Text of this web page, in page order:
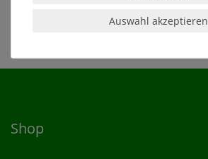
Shop
Auswahl akzeptieren